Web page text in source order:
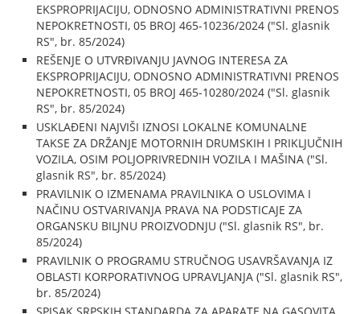
EKSPROPRIJACIJU, ODNOSNO ADMINISTRATIVNI PRENOS
NEPOKRETNOSTI, 05 BROJ 465-10236/2024 ("Sl. glasnik
RS", br. 85/2024)
REŠENJE O UTVRĐIVANJU JAVNOG INTERESA ZA
EKSPROPRIJACIJU, ODNOSNO ADMINISTRATIVNI PRENOS
NEPOKRETNOSTI, 05 BROJ 465-10280/2024 ("Sl. glasnik
RS", br. 85/2024)
USKLAĐENI NAJVIŠI IZNOSI LOKALNE KOMUNALNE
TAKSE ZA DRŽANJE MOTORNIH DRUMSKIH I PRIKLJUČNIH
VOZILA, OSIM POLJOPRIVREDNIH VOZILA I MAŠINA ("Sl.
glasnik RS", br. 85/2024)
PRAVILNIK O IZMENAMA PRAVILNIKA O USLOVIMA I
NAČINU OSTVARIVANJA PRAVA NA PODSTICAJE ZA
ORGANSKU BILJNU PROIZVODNJU ("Sl. glasnik RS", br.
85/2024)
PRAVILNIK O PROGRAMU STRUČNOG USAVRŠAVANJA IZ
OBLASTI KORPORATIVNOG UPRAVLJANJA ("Sl. glasnik RS",
br. 85/2024)